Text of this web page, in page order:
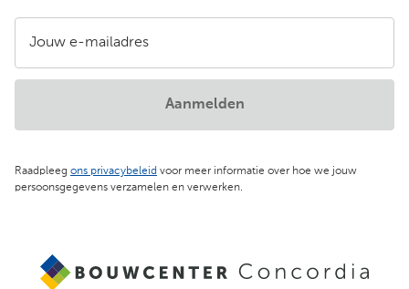
Jouw e-mailadres
Raadpleeg ons privacybeleid voor meer informatie over hoe we jouw
persoonsgegevens verzamelen en verwerken.
Aanmelden